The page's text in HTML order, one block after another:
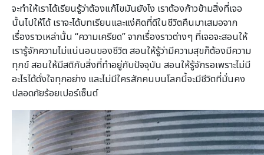
จะทำให้เราได้เรียนรู้ว่าต้องแก้ไขมันยังไง เราต้องก้าวข้ามสิ่งที่เจอ
นั้นไปให้ได้ เราจะได้บทเรียนและแง่คิดที่ดีในชีวิตคืนมาเสมอจาก
เรื่องราวเหล่านั้น “ความเครียด” จากเรื่องราวต่างๆ ที่เจอจะสอนให้
เรารู้จักความไม่แน่นอนของชีวิต สอนให้รู้ว่ามีความสุขก็ต้องมีความ
ทุกข์ สอนให้มีสติกับสิ่งที่ทำอยู่กับปัจจุบัน สอนให้รู้จักรอเพราะไม่มี
อะไรได้ดั่งใจทุกอย่าง และไม่มีใครสักคนบนโลกนี้จะมีชีวิตที่มั่นคง
ปลอดภัยร้อยเปอร์เซ็นต์